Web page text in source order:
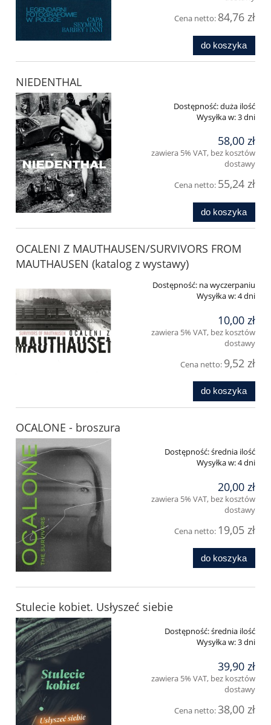
Cena netto: 84,76 zł
do koszyka
NIEDENTHAL
Dostępność:duża ilość
Wysyłka w:3 dni
58,00 zł
zawiera 5% VAT, bez kosztów
dostawy
Cena netto: 55,24 zł
do koszyka
OCALENI Z MAUTHAUSEN/SURVIVORS FROM
MAUTHAUSEN (katalog z wystawy)
Dostępność: na wyczerpaniu
Wysyłka w:4 dni
10,00 zł
zawiera 5% VAT, bez kosztów
dostawy
Cena netto: 9,52 zł
do koszyka
OCALONE - broszura
Dostępność:średnia ilość
Wysyłka w:4 dni
20,00 zł
zawiera 5% VAT, bez kosztów
dostawy
Cena netto: 19,05 zł
do koszyka
Stulecie kobiet. Usłyszeć siebie
Dostępność:średnia ilość
Wysyłka w:3 dni
39,90 zł
zawiera 5% VAT, bez kosztów
dostawy
Cena netto:38,00 zł